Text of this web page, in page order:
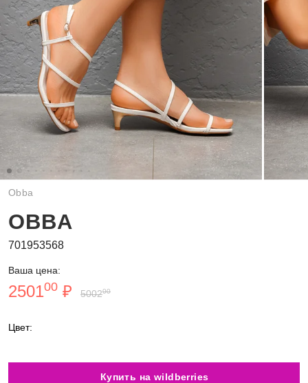
Obba
OBBA
701953568
Ваша цена:
250100 ₽ 500200
Цвет:
Купить на wildberries